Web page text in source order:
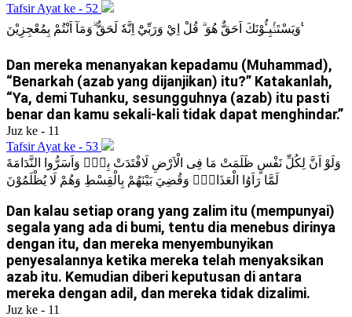
Tafsir Ayat ke - 52
وَيَسْتَنْۢبِـُٔوْنَكَ اَحَقٌّ هُوَ ۗ قُلْ اِيْ وَرَبِّيْٓ اِنَّهٗ لَحَقٌّ ۗوَمَآ اَنْتُمْ بِمُعْجِزِيْنَ ࣖ
Dan mereka menanyakan kepadamu (Muhammad),
“Benarkah (azab yang dijanjikan) itu?” Katakanlah,
“Ya, demi Tuhanku, sesungguhnya (azab) itu pasti
benar dan kamu sekali-kali tidak dapat menghindar.”
Juz ke - 11
Tafsir Ayat ke - 53
وَلَوْ اَنَّ لِكُلِّ نَفْسٍ ظَلَمَتْ مَا فِى الْاَرْضِ لَافْتَدَتْ بِهٖۗ وَاَسَرُّوا النَّدَامَةَ
لَمَّا رَاَوُا الْعَذَابَۚ وَقُضِيَ بَيْنَهُمْ بِالْقِسْطِ وَهُمْ لَا يُظْلَمُوْنَ
Dan kalau setiap orang yang zalim itu (mempunyai)
segala yang ada di bumi, tentu dia menebus dirinya
dengan itu, dan mereka menyembunyikan
penyesalannya ketika mereka telah menyaksikan
azab itu. Kemudian diberi keputusan di antara
mereka dengan adil, dan mereka tidak dizalimi.
Juz ke - 11